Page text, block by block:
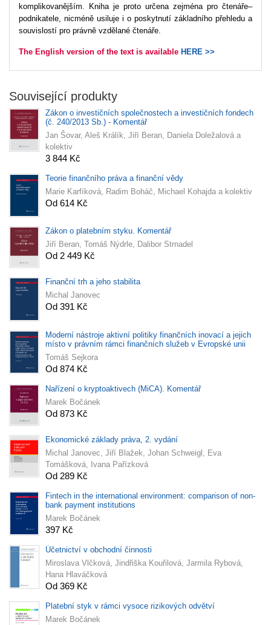
komplikovanějším. Kniha je proto určena zejména pro čtenáře–
podnikatele, nicméně usiluje i o poskytnutí základního přehledu a
souvislostí pro právně vzdělané čtenáře.
The English version of the text is available HERE >>
Související produkty
Zákon o investičních společnostech a investičních fondech
(č. 240/2013 Sb.) - Komentář
Jan Šovar, Aleš Králík, Jiří Beran, Daniela Doležalová a
kolektiv
3 844 Kč
Teorie finančního práva a finanční vědy
Marie Karfíková, Radim Boháč, Michael Kohajda a kolektiv
Od 614 Kč
Zákon o platebním styku. Komentář
Jiří Beran, Tomáš Nýdrle, Dalibor Strnadel
Od 2 449 Kč
Finanční trh a jeho stabilita
Michal Janovec
Od 391 Kč
Moderní nástroje aktivní politiky finančních inovací a jejich
místo v právním rámci finančních služeb v Evropské unii
Tomáš Sejkora
Od 874 Kč
Nařízení o kryptoaktivech (MiCA). Komentář
Marek Bočánek
Od 873 Kč
Ekonomické základy práva, 2. vydání
Michal Janovec, Jiří Blažek, Johan Schweigl, Eva
Tomášková, Ivana Pařízková
Od 289 Kč
Fintech in the international environment: comparison of non-
bank payment institutions
Marek Bočánek
397 Kč
Účetnictví v obchodní činnosti
Miroslava Vlčková, Jindřiška Kouřilová, Jarmila Rybová,
Hana Hlaváčková
Od 369 Kč
Platební styk v rámci vysoce rizikových odvětví
Marek Bočánek